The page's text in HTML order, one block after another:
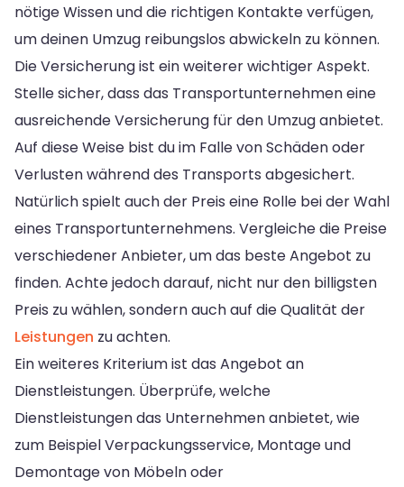
nötige Wissen und die richtigen Kontakte verfügen,
um deinen Umzug reibungslos abwickeln zu können.
Die Versicherung ist ein weiterer wichtiger Aspekt.
Stelle sicher, dass das Transportunternehmen eine
ausreichende Versicherung für den Umzug anbietet.
Auf diese Weise bist du im Falle von Schäden oder
Verlusten während des Transports abgesichert.
Natürlich spielt auch der Preis eine Rolle bei der Wahl
eines Transportunternehmens. Vergleiche die Preise
verschiedener Anbieter, um das beste Angebot zu
finden. Achte jedoch darauf, nicht nur den billigsten
Preis zu wählen, sondern auch auf die Qualität der
Leistungen zu achten.
Ein weiteres Kriterium ist das Angebot an
Dienstleistungen. Überprüfe, welche
Dienstleistungen das Unternehmen anbietet, wie
zum Beispiel Verpackungsservice, Montage und
Demontage von Möbeln oder